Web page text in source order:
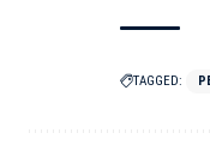
TAGGED: